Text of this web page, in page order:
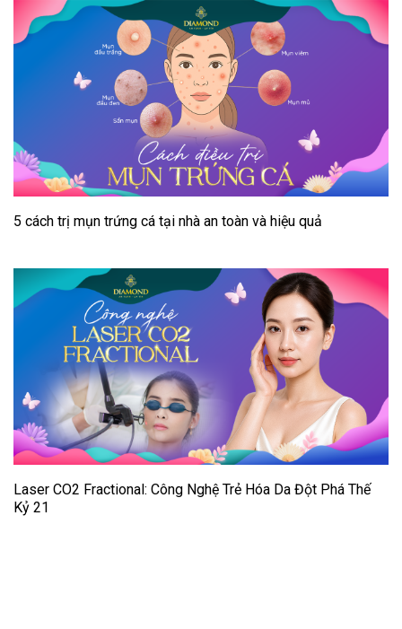
5 cách trị mụn trứng cá tại nhà an toàn và hiệu quả
Laser CO2 Fractional: Công Nghệ Trẻ Hóa Da Đột Phá Thế
Kỷ 21